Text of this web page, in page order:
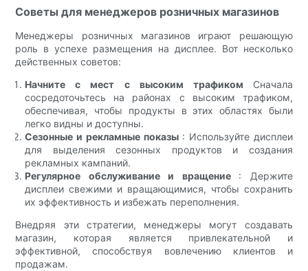
Советы для менеджеров розничных магазинов
Менеджеры розничных магазинов играют решающую
роль в успехе размещения на дисплее. Вот несколько
действенных советов:
Начните с мест с высоким трафиком Сначала
сосредоточьтесь на районах с высоким трафиком,
обеспечивая, чтобы продукты в этих областях были
легко видны и доступны.
Сезонные и рекламные показы : Используйте дисплеи
для выделения сезонных продуктов и создания
рекламных кампаний.
Регулярное обслуживание и вращение : Держите
дисплеи свежими и вращающимися, чтобы сохранить
их эффективность и избежать переполнения.
Внедряя эти стратегии, менеджеры могут создавать
магазин, которая является привлекательной и
эффективной, способствуя вовлечению клиентов и
продажам.